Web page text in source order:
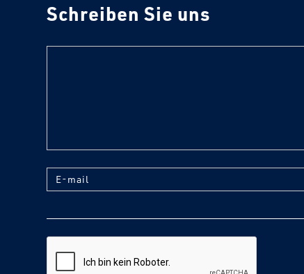
Schreiben Sie uns
E-mail